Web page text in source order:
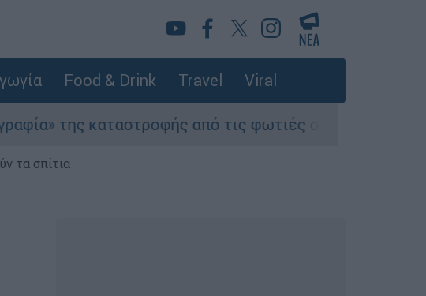
Food & Drink Travel Viral
καταστροφής από τις φωτιές στη Δυτική Αττική - Οι
τα σπίτια